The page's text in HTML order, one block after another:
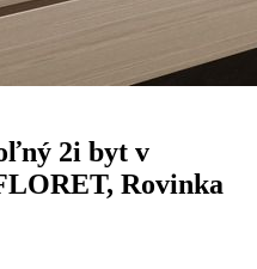
2i byt v
Rovinka